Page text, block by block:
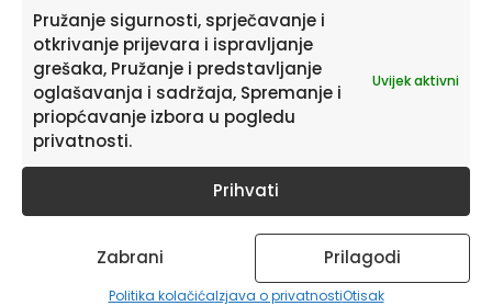
Pružanje sigurnosti, sprječavanje i
otkrivanje prijevara i ispravljanje
grešaka, Pružanje i predstavljanje
oglašavanja i sadržaja, Spremanje i
priopćavanje izbora u pogledu
privatnosti.
Uvijek aktivni
Prihvati
Zabrani Prilagodi
Politika kolačićaIzjava o privatnostiOtisak
Ako imate pitanja ili želite znati koje osobne podatke
imamo o vama, obratite nam se. Možete nas kontaktirati
pomoću podataka ispod. Imate sljedeća prava:
Imate pravo znati zašto su vaši osobni podaci
potrebni, što će se s njima dogoditi i koliko će dugo
biti zadržani.
Pravo pristupa: Imate pravo pristupa svojim
osobnim podacima koji su nam poznati.
Pravo na ispravak: imate pravo dopuniti, ispraviti,
izbrisati ili blokirati svoje osobne podatke kad god to
želite.
Ako nam date privolu za obradu Vaših podataka,